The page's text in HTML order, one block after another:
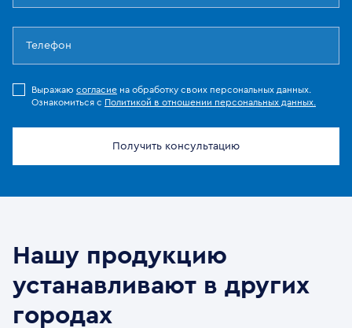
Выражаю согласие на обработку своих персональных данных.
Ознакомиться с Политикой в отношении персональных данных.
Получить консультацию
Нашу продукцию
устанавливают в других
городах